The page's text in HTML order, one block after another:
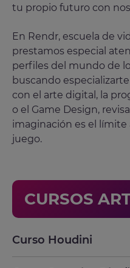
tu propio futuro con
En Rendr, escuela de
prestamos especial
perfiles del mundo de
buscando
con el arte digital, la
o el Game Design,
imaginación es el límite
juego.
CURSOS
Curso Houdini